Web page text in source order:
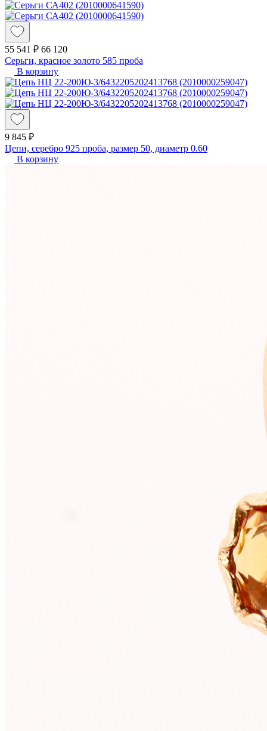
55 541 ₽ 66 120
Серьги, красное золото 585 проба
В корзину
9 845 ₽
Цепи, серебро 925 проба, размер 50, диаметр 0.60
В корзину